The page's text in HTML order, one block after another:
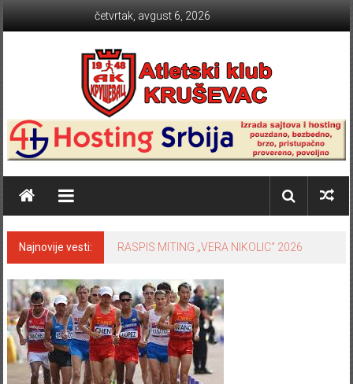
četvrtak, avgust 6, 2026
Atletski klub KRUŠEVAC
Najnovije vesti: RASPIS MITING „VERA NIKOLIC“ 2026